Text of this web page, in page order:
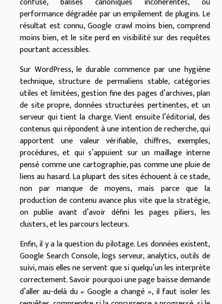
performance dégradée par un empilement de plugins. Le
résultat est connu, Google crawl moins bien, comprend
moins bien, et le site perd en visibilité sur des requêtes
pourtant accessibles.
Sur WordPress, le durable commence par une hygiène
technique, structure de permaliens stable, catégories
utiles et limitées, gestion fine des pages d’archives, plan
de site propre, données structurées pertinentes, et un
serveur qui tient la charge. Vient ensuite l’éditorial, des
contenus qui répondent à une intention de recherche, qui
apportent une valeur vérifiable, chiffres, exemples,
procédures, et qui s’appuient sur un maillage interne
pensé comme une cartographie, pas comme une pluie de
liens au hasard. La plupart des sites échouent à ce stade,
non par manque de moyens, mais parce que la
production de contenu avance plus vite que la stratégie,
on publie avant d’avoir défini les pages piliers, les
clusters, et les parcours lecteurs.
Enfin, il y a la question du pilotage. Les données existent,
Google Search Console, logs serveur, analytics, outils de
suivi, mais elles ne servent que si quelqu’un les interprète
correctement. Savoir pourquoi une page baisse demande
d’aller au-delà du « Google a changé », il faut isoler les